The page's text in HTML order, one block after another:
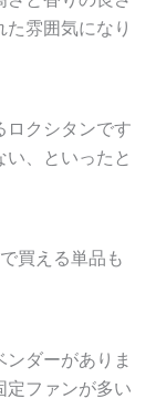
雰囲気になり
ロクシタンです
い、といったと
買える単品も
ダーがありま
定ファンが多い